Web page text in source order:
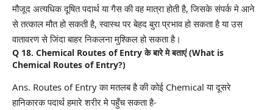
मौजूद अत्यधिक दूषित पदार्थ या गैस की वह मात्रा होती है, जिसके संपर्क मे आने
से तत्काल मौत हो सकती है, स्वास्थ पर बेहद बुरा प्रभाव हो सकता है या उस
वातावरण से जिंदा बाहर निकलना मुश्किल हो सकता है।
Q 18. Chemical Routes of Entry के बारे मे बताएं (What is
Chemical Routes of Entry?)
Ans. Routes of Entry का मतलब है की कोई Chemical या दूसरे
हानिकारक पदार्थ हमारे शरीर मे पहुँच सकता है-